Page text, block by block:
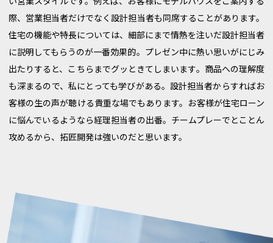
い営業スタイルです。例えば、お客様にモデルハウスをご案内する
際、営業担当者だけでなく設計担当者も同席することがあります。
住宅の機能や特長については、細部にまで情熱を注いだ設計担当者
に説明してもらうのが一番効果的。プレゼン中に熱い思いがにじみ
出たりすると、こちらまでグッときてしまいます。商品への理解度
も深まるので、私にとっても学びがある。設計担当者からすればお
客様の生の声が聴ける貴重な場でもあります。お客様が住宅ローン
に悩んでいるようなら経理担当者の出番。チームプレーでとことん
攻めるから、拓匠開発は強いのだと思います。